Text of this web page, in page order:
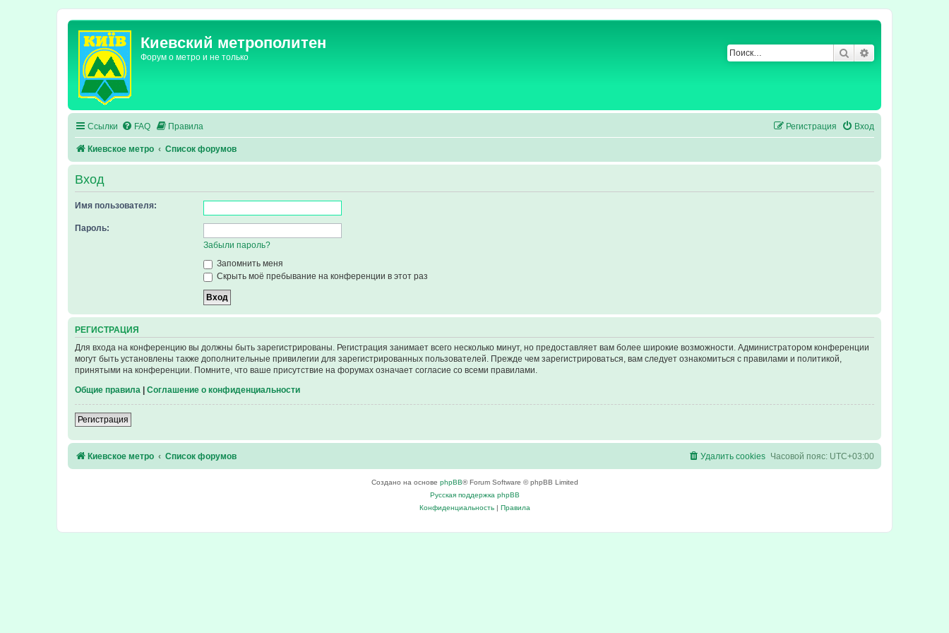
Киевский метрополитен
Форум о метро и не только Поиск
Ссылки FAQ Правила Вход
Регистрация
Киевское метро Список форумов
Вход
Имя пользователя:
Пароль:
Забыли пароль?
Запомнить меня
Скрыть моё пребывание на конференции в этот раз
РЕГИСТРАЦИЯ
Для входа на конференцию вы должны быть зарегистрированы. Регистрация занимает всего несколько минут, но предоставляет вам более широкие возможности. Администратором конференции
могут быть установлены также дополнительные привилегии для зарегистрированных пользователей. Прежде чем зарегистрироваться, вам следует ознакомиться с правилами и политикой,
принятыми на конференции. Помните, что ваше присутствие на форумах означает согласие со всеми правилами.
Общие правила Соглашение о конфиденциальности
Регистрация
Киевское метро Список форумов Часовой пояс: UTC+03:00
Удалить cookies
Создано на основе phpBB® Forum Software © phpBB Limited
Русская поддержка phpBB
Конфиденциальность| Правила